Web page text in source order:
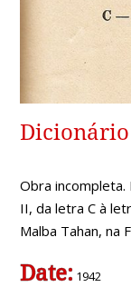
Obra incompleta.
II, da letra C à
Malba Tahan, na
Date: 1942